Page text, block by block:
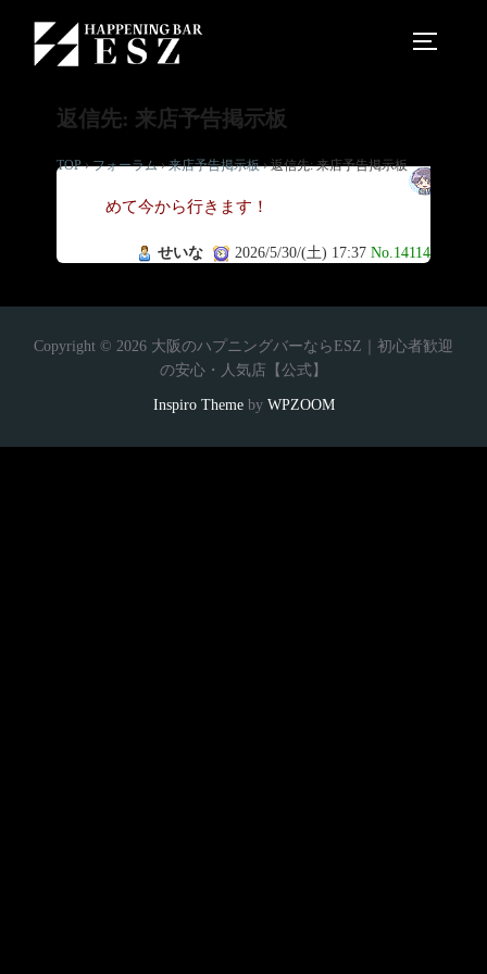
返信先: 来店予告掲示板
TOP › フォーラム › 来店予告掲示板 › 返信先: 来店予告掲示板
初
めて今から行きます！
せいな 2026/5/30/(土) 17:37 No.14114
Copyright © 2026 大阪のハプニングバーならESZ｜初心者歓迎
の安心・人気店【公式】
Inspiro Themeby WPZOOM